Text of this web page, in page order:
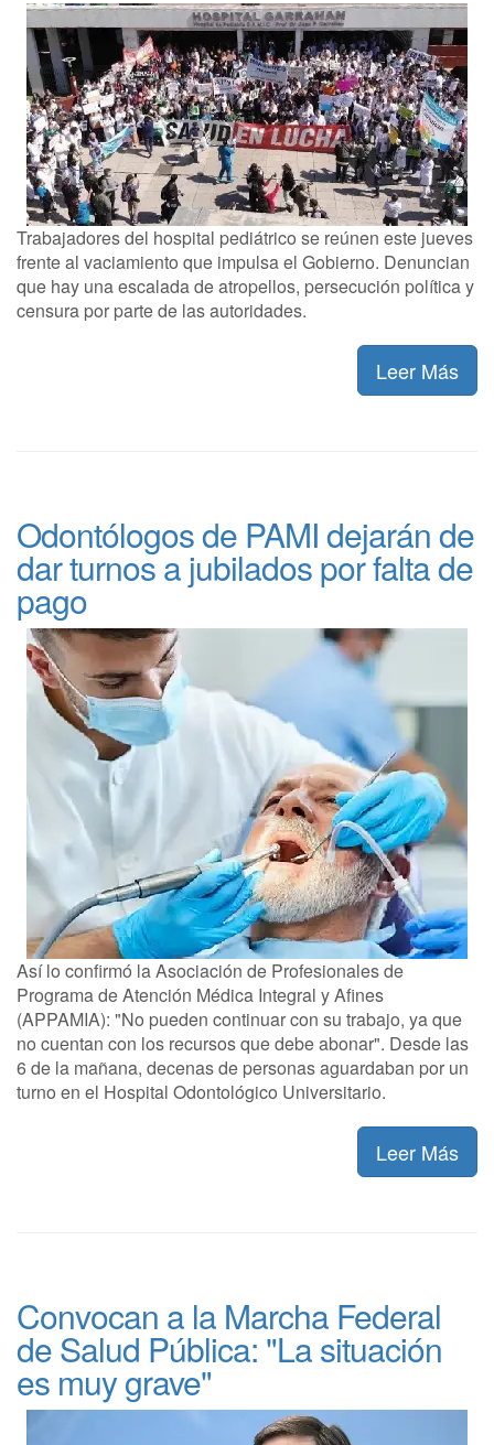
Trabajadores del hospital pediátrico se reúnen este jueves
frente al vaciamiento que impulsa el Gobierno. Denuncian
que hay una escalada de atropellos, persecución política y
censura por parte de las autoridades.
Leer Más
Odontólogos de PAMI dejarán de
dar turnos a jubilados por falta de
pago
Así lo confirmó la Asociación de Profesionales de
Programa de Atención Médica Integral y Afines
(APPAMIA): "No pueden continuar con su trabajo, ya que
no cuentan con los recursos que debe abonar". Desde las
6 de la mañana, decenas de personas aguardaban por un
turno en el Hospital Odontológico Universitario.
Leer Más
Convocan a la Marcha Federal
de Salud Pública: "La situación
es muy grave"